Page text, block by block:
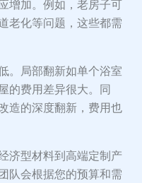
增加。例如，老房子可
老化等问题，这些都需
。局部翻新如单个浴室
的费用差异很大。同
造的深度翻新，费用也
济型材料到高端定制产
队会根据您的预算和需